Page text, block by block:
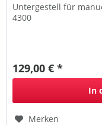
Untergestell für
4300
129,00 € *
In
Merken